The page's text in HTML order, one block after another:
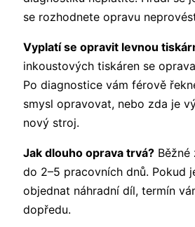
se rozhodnete opravu
Vyplatí se opravit levnou
inkoustových tiskáren se
Po diagnostice vám férově
smysl opravovat, nebo zda je
nový stroj.
Jak dlouho oprava trvá?
do 2–5 pracovních dnů. Pokud
objednat náhradní díl, termín
dopředu.